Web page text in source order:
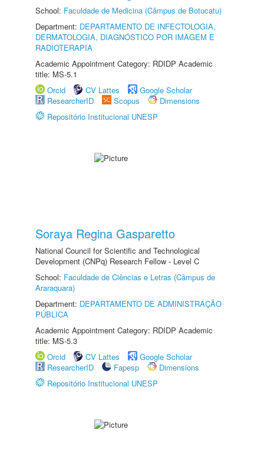
School: Faculdade de Medicina (Câmpus de Botucatu)
Department: DEPARTAMENTO DE INFECTOLOGIA,
DERMATOLOGIA, DIAGNÓSTICO POR IMAGEM E
RADIOTERAPIA
Academic Appointment Category: RDIDP Academic
title: MS-5.1
Orcid
CV Lattes
Google Scholar
ResearcherID
Scopus
Dimensions
Repositório Institucional UNESP
Soraya Regina Gasparetto
National Council for Scientific and Technological
Development (CNPq) Research Fellow - Level C
School: Faculdade de Ciências e Letras (Câmpus de
Araraquara)
Department: DEPARTAMENTO DE ADMINISTRAÇÃO
PÚBLICA
Academic Appointment Category: RDIDP Academic
title: MS-5.3
Orcid
CV Lattes
Google Scholar
ResearcherID
Fapesp
Dimensions
Repositório Institucional UNESP